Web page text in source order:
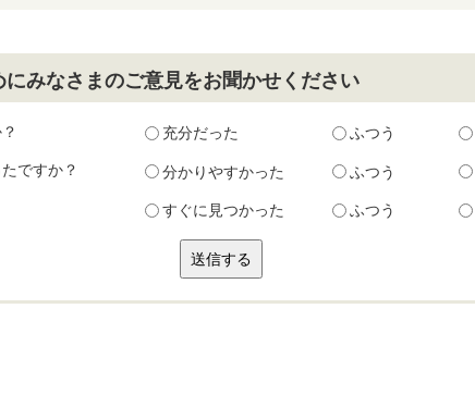
みなさまのご意見をお聞かせください
充分だった ふつう
ですか？ 分かりやすかった ふつう
すぐに見つかった ふつう